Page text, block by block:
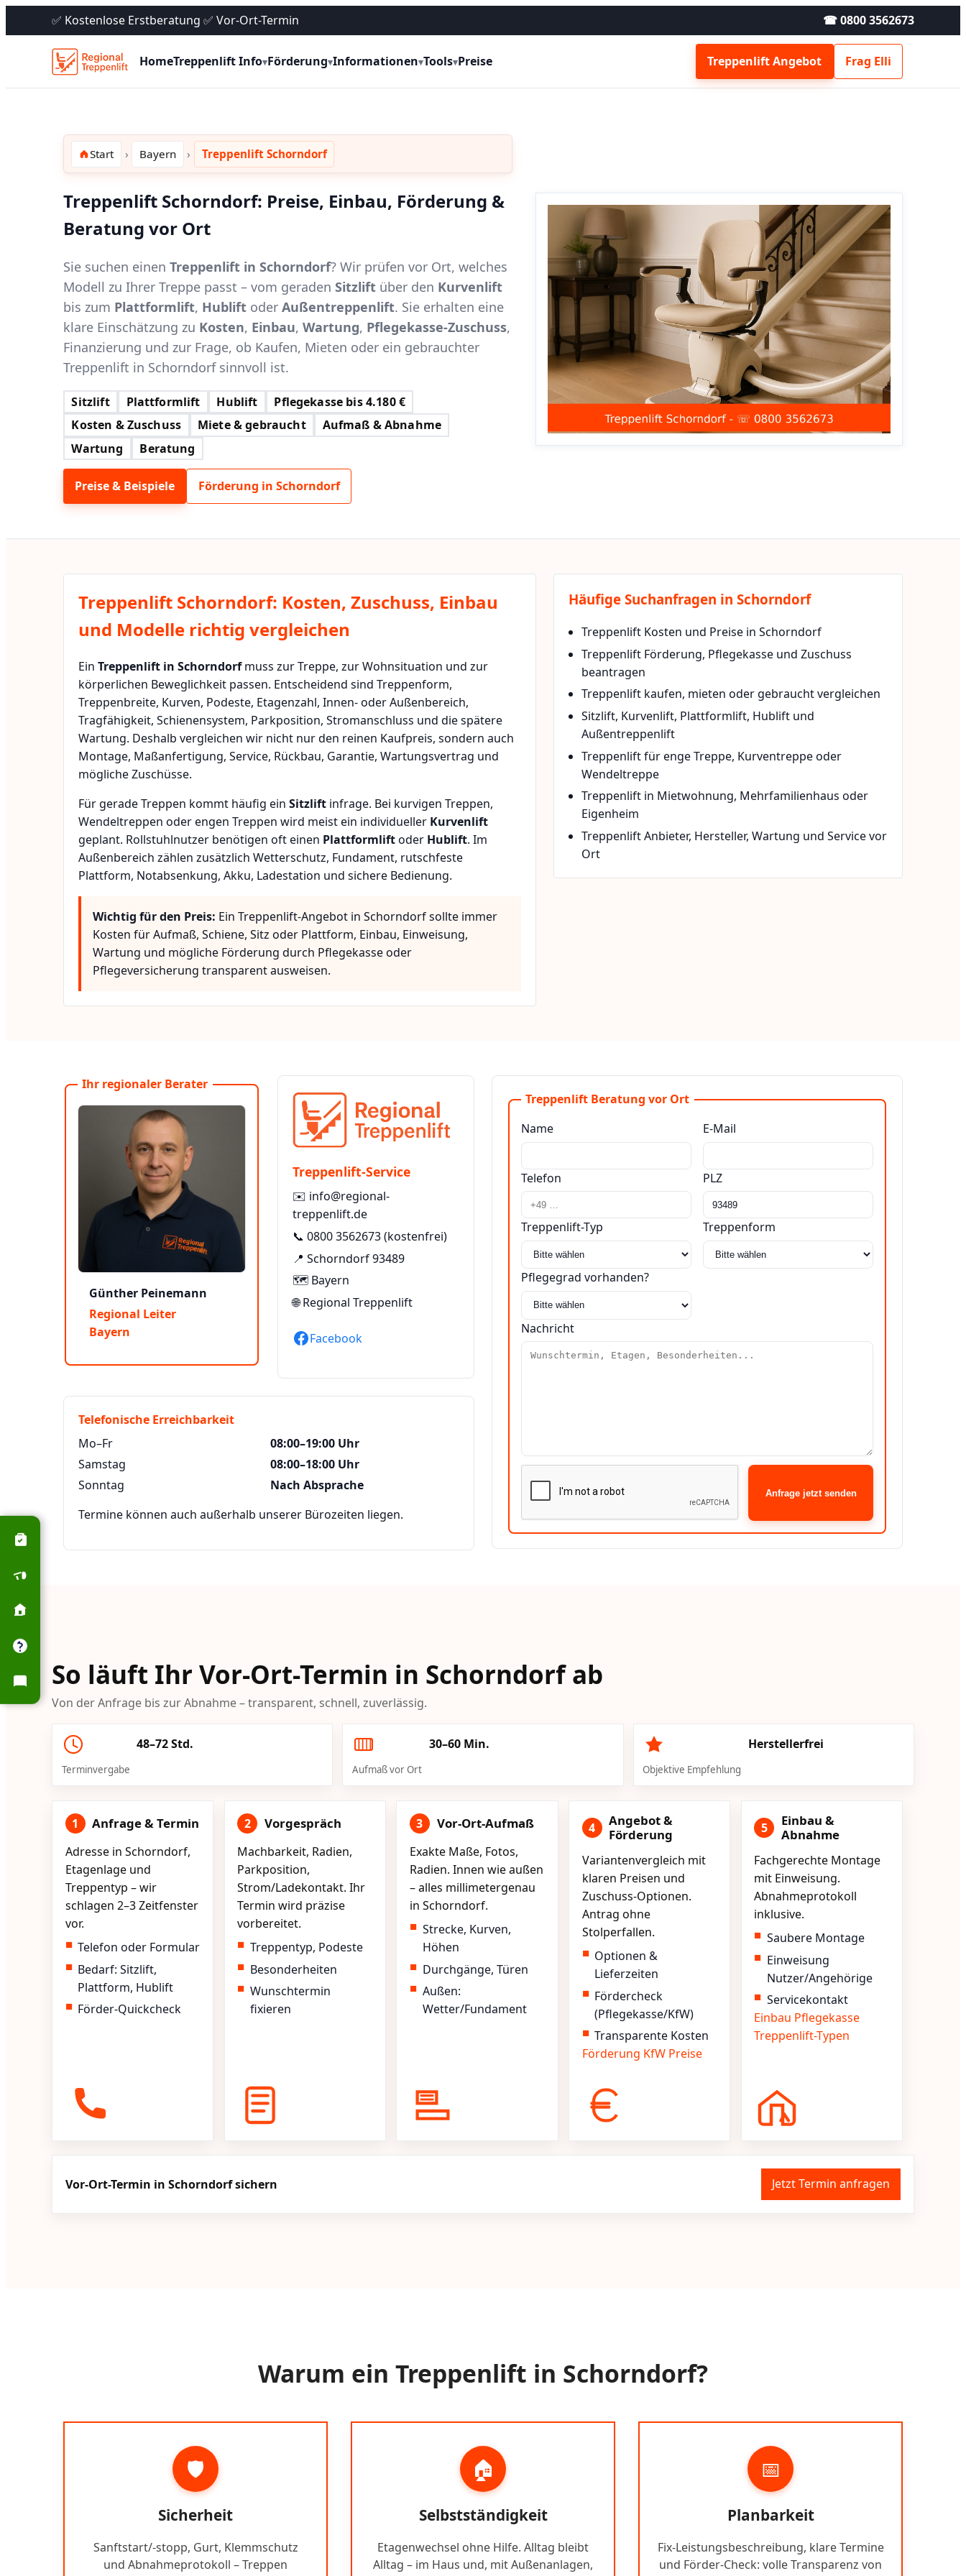
✅ Kostenlose Erstberatung ✅ Vor-Ort-Termin ☎ 0800 3562673
HomeTreppenlift Info▾Förderung▾Informationen▾Tools▾Preise Treppenlift Angebot Frag Elli
Start Bayern Treppenlift Schorndorf
Treppenlift Schorndorf: Preise, Einbau, Förderung &
Beratung vor Ort
Sie suchen einen Treppenlift in Schorndorf? Wir prüfen vor Ort, welches
Modell zu Ihrer Treppe passt – vom geraden Sitzlift über den Kurvenlift
bis zum Plattformlift, Hublift oder Außentreppenlift. Sie erhalten eine
klare Einschätzung zu Kosten, Einbau, Wartung, Pflegekasse-Zuschuss,
Finanzierung und zur Frage, ob Kaufen, Mieten oder ein gebrauchter
Treppenlift in Schorndorf sinnvoll ist.
Sitzlift Plattformlift Hublift
Pflegekasse bis 4.180 €
Kosten & Zuschuss
Miete & gebraucht
Aufmaß & Abnahme
Wartung
Beratung
Preise & Beispiele Förderung in Schorndorf
Treppenlift Schorndorf: Kosten, Zuschuss, Einbau
und Modelle richtig vergleichen
Ein Treppenlift in Schorndorfmuss zur Treppe, zur Wohnsituation und zur
körperlichen Beweglichkeit passen. Entscheidend sind Treppenform,
Treppenbreite, Kurven, Podeste, Etagenzahl, Innen- oder Außenbereich,
Tragfähigkeit, Schienensystem, Parkposition, Stromanschluss und die spätere
Wartung. Deshalb vergleichen wir nicht nur den reinen Kaufpreis, sondern auch
Montage, Maßanfertigung, Service, Rückbau, Garantie, Wartungsvertrag und
mögliche Zuschüsse.
Für gerade Treppen kommt häufig ein Sitzlift infrage. Bei kurvigen Treppen,
Wendeltreppen oder engen Treppen wird meist ein individueller Kurvenlift
geplant. Rollstuhlnutzer benötigen oft einen Plattformliftoder Hublift. Im
Außenbereich zählen zusätzlich Wetterschutz, Fundament, rutschfeste
Plattform, Notabsenkung, Akku, Ladestation und sichere Bedienung.
Wichtig für den Preis: Ein Treppenlift-Angebot in Schorndorf sollte immer
Kosten für Aufmaß, Schiene, Sitz oder Plattform, Einbau, Einweisung,
Wartung und mögliche Förderung durch Pflegekasse oder
Pflegeversicherung transparent ausweisen.
Häufige Suchanfragen in Schorndorf
Treppenlift Kosten und Preise in Schorndorf
Treppenlift Förderung, Pflegekasse und Zuschuss
beantragen
Treppenlift kaufen, mieten oder gebraucht vergleichen
Sitzlift, Kurvenlift, Plattformlift, Hublift und
Außentreppenlift
Treppenlift für enge Treppe, Kurventreppe oder
Wendeltreppe
Treppenlift in Mietwohnung, Mehrfamilienhaus oder
Eigenheim
Treppenlift Anbieter, Hersteller, Wartung und Service vor
Ort
Ihr regionaler Berater
Günther Peinemann
Regional Leiter
Bayern
Treppenlift-Service
✉️ info@regional-
treppenlift.de
📞 0800 3562673(kostenfrei)
📍 Schorndorf 93489
🗺️ Bayern
🌐Regional Treppenlift
Facebook
Telefonische Erreichbarkeit
Mo–Fr
08:00–19:00 Uhr
Samstag
08:00–18:00 Uhr
Sonntag
Nach Absprache
Termine können auch außerhalb unserer Bürozeiten liegen.
Treppenlift Beratung vor Ort
Name
E-Mail
Telefon PLZ
Treppenlift-Typ Treppenform
Pflegegrad vorhanden?
Nachricht
Anfrage jetzt senden
So läuft Ihr Vor-Ort-Termin in Schorndorf ab
Von der Anfrage bis zur Abnahme – transparent, schnell, zuverlässig.
48–72 Std.
Terminvergabe
30–60 Min.
Aufmaß vor Ort
Herstellerfrei
Objektive Empfehlung
1 Anfrage & Termin
Adresse in Schorndorf,
Etagenlage und
Treppentyp – wir
schlagen 2–3 Zeitfenster
vor.
Telefon oder Formular
Bedarf: Sitzlift,
Plattform, Hublift
Förder-Quickcheck
2 Vorgespräch
Machbarkeit, Radien,
Parkposition,
Strom/Ladekontakt. Ihr
Termin wird präzise
vorbereitet.
Treppentyp, Podeste
Besonderheiten
Wunschtermin
fixieren
3 Vor-Ort-Aufmaß
Exakte Maße, Fotos,
Radien. Innen wie außen
– alles millimetergenau
in Schorndorf.
Strecke, Kurven,
Höhen
Durchgänge, Türen
Außen:
Wetter/Fundament
4
Angebot &
Förderung
Variantenvergleich mit
klaren Preisen und
Zuschuss-Optionen.
Antrag ohne
Stolperfallen.
Optionen &
Lieferzeiten
Fördercheck
(Pflegekasse/KfW)
Transparente Kosten
Förderung KfW Preise
5
Einbau &
Abnahme
Fachgerechte Montage
mit Einweisung.
Abnahmeprotokoll
inklusive.
Saubere Montage
Einweisung
Nutzer/Angehörige
Servicekontakt
Einbau Pflegekasse
Treppenlift-Typen
Vor-Ort-Termin in Schorndorf sichern Jetzt Termin anfragen
Warum ein Treppenlift in Schorndorf?
🛡️
Sicherheit
Sanftstart/-stopp, Gurt, Klemmschutz
und Abnahmeprotokoll – Treppen
🏠
Selbstständigkeit
Etagenwechsel ohne Hilfe. Alltag bleibt
Alltag – im Haus und, mit Außenanlagen,
📅
Planbarkeit
Fix-Leistungsbeschreibung, klare Termine
und Förder-Check: volle Transparenz von